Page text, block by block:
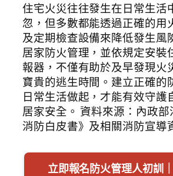
住宅火災往往發生在日常生活
忽，但多數都能透過正確的用
及定期檢查設備來降低發生風
居家防火管理，並依規定安裝
報器，不僅有助於及早發現火
寶貴的逃生時間。建立正確的
日常生活做起，才能有效守護
居家安全。 資料來源：內政
消防白皮書》及相關消防宣導
立即報名防火管理人初訓